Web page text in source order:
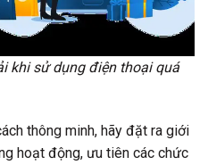
khi sử dụng điện thoại quá
thông minh, hãy đặt ra giới
hoạt động, ưu tiên các chức